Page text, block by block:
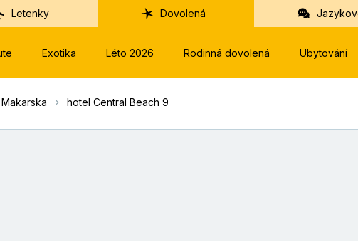
Letenky Dovolená
Exotika Léto 2026 Rodinná dovolená Ubytování
Makarska hotel Central Beach 9